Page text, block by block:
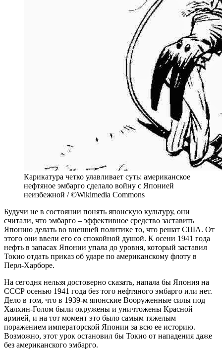
Карикатура четко улавливает суть: американское
нефтяное эмбарго сделало войну с Японией
неизбежной / ©Wikimedia Commons
Будучи не в состоянии понять японскую культуру, они
считали, что эмбарго – эффективное средство заставить
Японию делать во внешней политике то, что решат США. От
этого они ввели его со спокойной душой. К осени 1941 года
нефть в запасах Японии упала до уровня, который заставил
Токио отдать приказ об ударе по американскому флоту в
Перл-Харборе.
На сегодня нельзя достоверно сказать, напала бы Япония на
СССР осенью 1941 года без того нефтяного эмбарго или нет.
Дело в том, что в 1939-м японские Вооруженные силы под
Халхин-Голом были окружены и уничтожены Красной
армией, и на тот момент это было самым тяжелым
поражением императорской Японии за всю ее историю.
Возможно, этот урок остановил бы Токио от нападения даже
без американского эмбарго.